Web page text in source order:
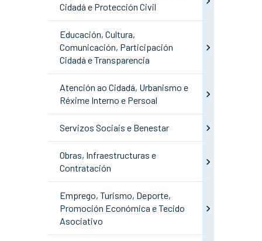
Cidadá e Protección Civil
Educación, Cultura,
Comunicación, Participación
Cidadá e Transparencia
Atención ao Cidadá, Urbanismo e
Réxime Interno e Persoal
Servizos Sociais e Benestar
Obras, Infraestructuras e
Contratación
Emprego, Turismo, Deporte,
Promoción Económica e Tecido
Asociativo